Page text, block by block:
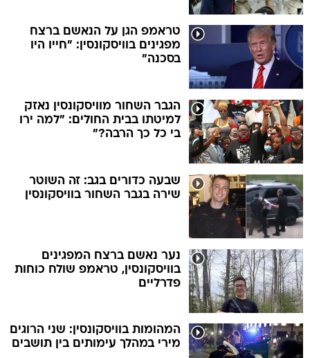
טראמפ הגן על הנאשם ברצח
מפגינים בוויסקונסין: "חייו היו
בסכנה"
הגבר השחור מוויסקונסין נאזק
למיטתו בבית החולים: "למה ירו
בי כל כך הרבה?"
שבעה כדורים בגב: זה השוטר
שירה בגבר השחור בוויסקונסין
נער נאשם ברצח המפגינים
בוויסקונסין, טראמפ שולח כוחות
פדרליים
המהומות בוויסקונסין: שני הרוגים
מירי במהלך עימותים בין תושבים